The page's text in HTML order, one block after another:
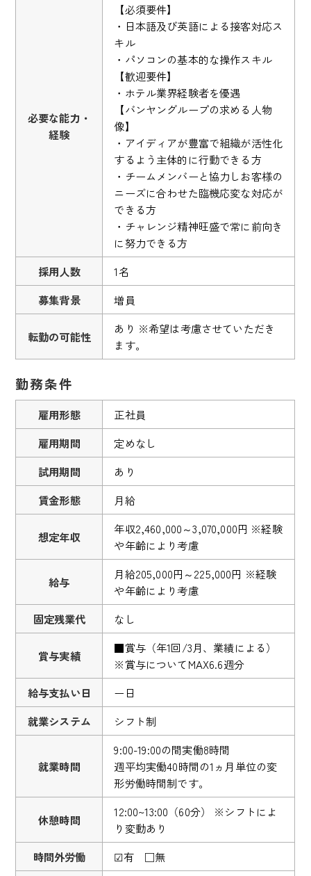
必要な能力・
経験
【必須要件】
・日本語及び英語による接客対応ス
キル
・パソコンの基本的な操作スキル
【歓迎要件】
・ホテル業界経験者を優遇
【バンヤングループの求める人物
像】
・アイディアが豊富で組織が活性化
するよう主体的に行動できる方
・チームメンバーと協力しお客様の
ニーズに合わせた臨機応変な対応が
できる方
・チャレンジ精神旺盛で常に前向き
に努力できる方
採用人数
1名
募集背景
増員
転勤の可能性
あり ※希望は考慮させていただき
ます。
勤務条件
雇用形態
正社員
雇用期間
定めなし
試用期間
あり
賃金形態
月給
想定年収
年収2,460,000～3,070,000円 ※経験
や年齢により考慮
給与
月給205,000円～225,000円 ※経験
や年齢により考慮
固定残業代
なし
賞与実績
■賞与（年1回/3月、業績による）
※賞与についてMAX6.6週分
給与支払い日
ー日
就業システム
シフト制
就業時間
9:00-19:00の間実働8時間
週平均実働40時間の1ヵ月単位の変
形労働時間制です。
休憩時間
12:00~13:00（60分） ※シフトによ
り変動あり
時間外労働
☑有 □無